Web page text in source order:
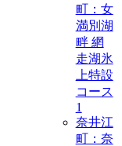
町：女
満別湖
畔 網
走湖氷
上特設
コース
1
奈井江
町：奈